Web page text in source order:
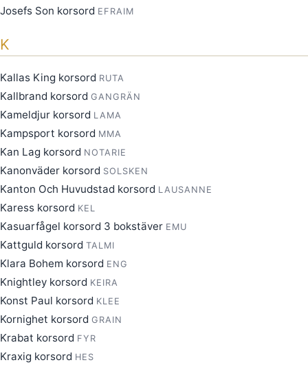
Josefs Son korsord EFRAIM
K
Kallas King korsord RUTA
Kallbrand korsord GANGRÄN
Kameldjur korsord LAMA
Kampsport korsord MMA
Kan Lag korsord NOTARIE
Kanonväder korsord SOLSKEN
Kanton Och Huvudstad korsord LAUSANNE
Karess korsord KEL
Kasuarfågel korsord 3 bokstäver EMU
Kattguld korsord TALMI
Klara Bohem korsord ENG
Knightley korsord KEIRA
Konst Paul korsord KLEE
Kornighet korsord GRAIN
Krabat korsord FYR
Kraxig korsord HES